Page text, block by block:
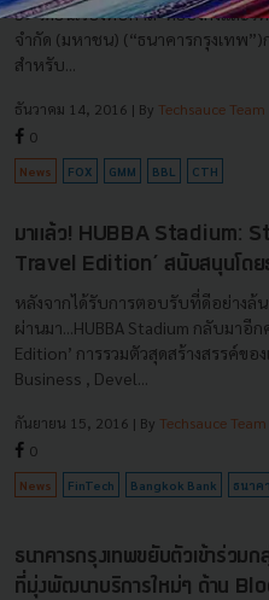
59 ได้ยื่นเรื่องต่อศาล ที่ฮ่องกงและไ
จำกัด (มหาชน) (“ธนาคารกรุงเทพ
สำหรับ...
ธันวาคม 14, 2016 | By Techsauce Team
0
News FOX GMM BBL CTH
มาแล้ว! HUBBA Stadium:
Travel Edition’ สนับสนุนโดย
หลังจากได้รับการตอบรับที่ดีอย่างล้
ผ่านมา...HUBBA Stadium กลับมาอีก
Edition’ การรวมตัวสุดสร้างสรรค์ขอ
Business , Devel...
กันยายน 15, 2016 | By Techsauce Team
0
News FinTech Bangkok Bank ธนาค
ธนาคารกรุงเทพขยับตัวเข้าร่ว
ที่มุ่งพัฒนาบริการใหม่ๆ ด้าน